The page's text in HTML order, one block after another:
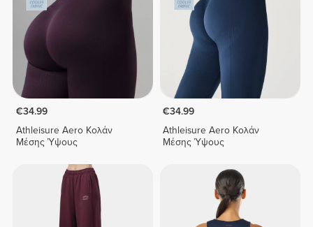
€34.99
Athleisure Aero Κολάν
Μέσης Ύψους
€34.99
Athleisure Aero Κολάν
Μέσης Ύψους